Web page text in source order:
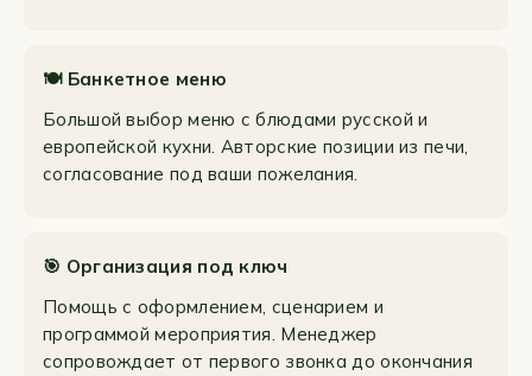
🍽️ Банкетное меню
Большой выбор меню с блюдами русской и
европейской кухни. Авторские позиции из печи,
согласование под ваши пожелания.
🎯 Организация под ключ
Помощь с оформлением, сценарием и
программой мероприятия. Менеджер
сопровождает от первого звонка до окончания